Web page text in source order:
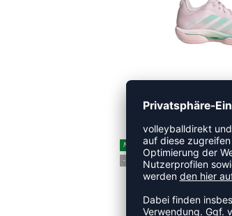
UVP 149,95 €
NEW
-17%